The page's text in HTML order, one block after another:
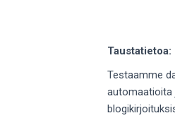
Taustatietoa:
Testaamme
automaatioita